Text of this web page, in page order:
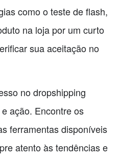
como o teste de flash,
na loja por um curto
sua aceitação no
no dropshipping
ação. Encontre os
ferramentas disponíveis
atento às tendências e